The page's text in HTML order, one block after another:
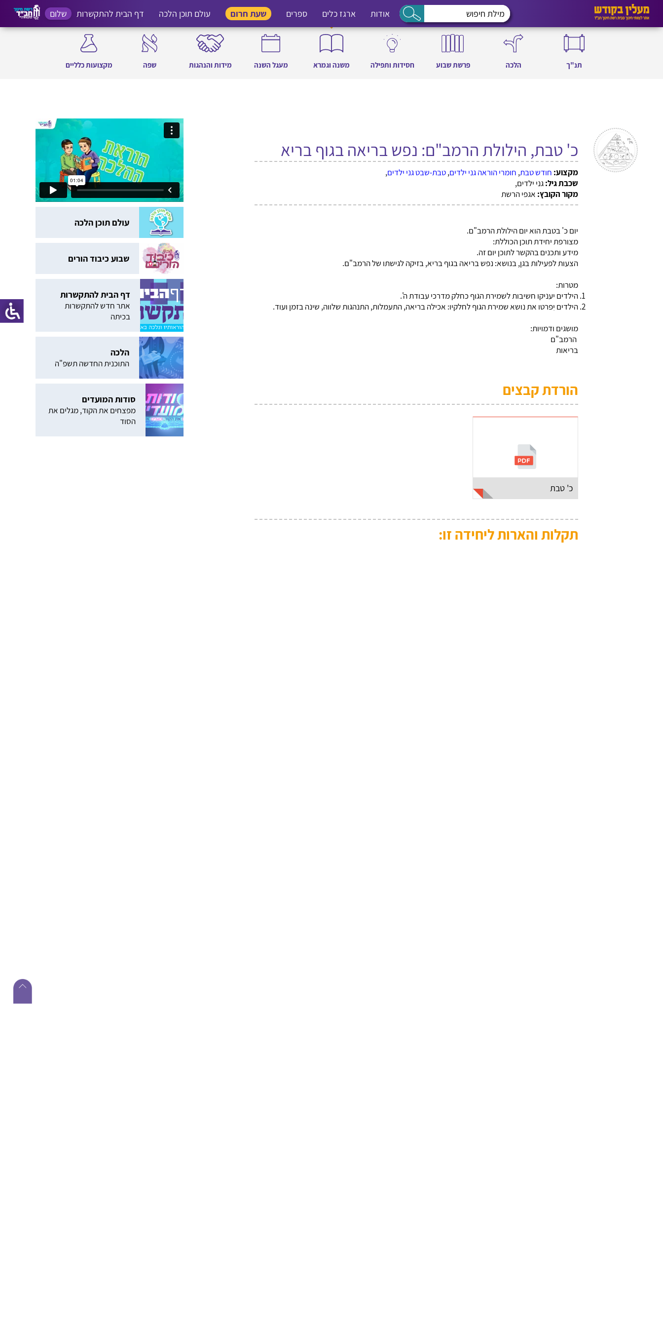
אודות ארגז כלים ספרים שעת חרום עולם תוכן הלכה דף הבית להתקשרות שלום
תנ"ך הלכה פרשת שבוע חסידות ותפילה משנה וגמרא מעגל השנה מידות והנהגות שפה מקצועות כלליים
כ' טבת, הילולת הרמב"ם: נפש בריאה בגוף בריא
מקצוע: חודש טבת, חומרי הוראה גני ילדים,טבת-שבט גני ילדים,
שכבת גיל:גני ילדים,
מקור הקובץ: אגפי הרשת
יום כ' בטבת הוא יום הילולת הרמב"ם.
מצורפת יחידת תוכן הכוללת:
מידע ותכנים בהקשר לתוכן יום זה.
הצעות לפעילות בגן, בנושא: נפש בריאה בגוף בריא, בזיקה לגישתו של הרמב"ם.
מטרות:
הילדים יעניקו חשיבות לשמירת הגוף כחלק מדרכי עבודת ה'.
הילדים יִפרטו את נושא שמירת הגוף לחלקיו: אכילה בריאה, התעמלות, התנהגות שלווה, שינה בזמן ועוד.
מושגים ודמויות:
הרמב"ם
בריאות
הורדת קבצים
כ' טבת
תקלות והארות ליחידה זו:
עולם תוכן הלכה
שבוע כיבוד הורים
דף הבית להתקשרות
אתר חדש להתקשרות
בכיתה
הלכה
התוכנית החדשה תשפ"ה
סודות המועדים
מפצחים את הקוד, מגלים את
הסוד